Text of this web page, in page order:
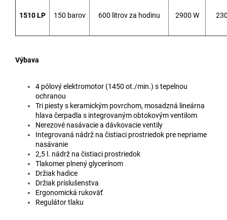
1510 LP 150 barov 600 litrov za hodinu 2900 W
Výbava
4 pólový elektromotor (1450 ot./min.) s tepelnou
ochranou
Tri piesty s keramickým povrchom, mosadzná lineárna
hlava čerpadla s integrovaným obtokovým ventilom
Nerezové nasávacie a dávkovacie ventily
Integrovaná nádrž na čistiaci prostriedok pre nepriame
nasávanie
2,5 l. nádrž na čistiaci prostriedok
Tlakomer plnený glycerínom
Držiak hadice
Držiak príslušenstva
Ergonomická rukoväť
Regulátor tlaku